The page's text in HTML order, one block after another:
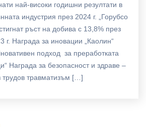
най-високи годишни резултати в
индустрия през 2024 г. „Горубсо
ръст на добива с 13,8% през
г. Награда за иновации „Каолин“
подход за преработката
Награда за безопасност и здраве –
трудов травматизъм […]